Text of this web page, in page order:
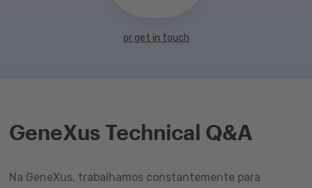
or get in touch
GeneXus Technical Q&A
Na GeneXus, trabalhamos constantemente para